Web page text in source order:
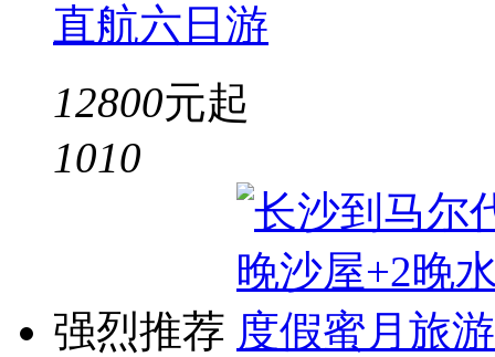
直航六日游
12800元起
1010
强烈推荐